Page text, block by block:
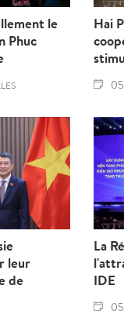
le
Phuc
Hai
leur
de
La
IDE